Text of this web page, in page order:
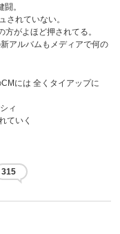
。
されていない。
がよほど押されてる。
アルバムもメディアで何の
には 全くタイアップに
ィ
ていく
315